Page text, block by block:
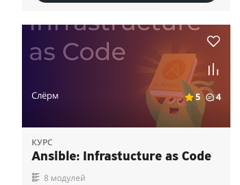
Слёрм 5 4
КУРС
Ansible: Infrastucture as Code
8 модулей